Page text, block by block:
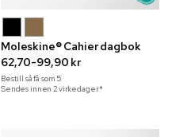
Moleskine® Cahier dagbok
62,70-99,90 kr
Bestill så få som 5
Sendes innen 2 virkedager*